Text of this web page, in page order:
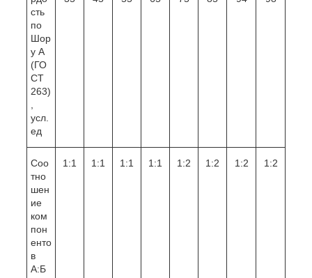
сть
по
Шор
у А
(ГО
СТ
263)
,
усл.
ед
Соо
тно
шен
ие
ком
пон
енто
в
А:Б
1:1 1:1 1:1 1:1 1:2 1:2 1:2 1:2